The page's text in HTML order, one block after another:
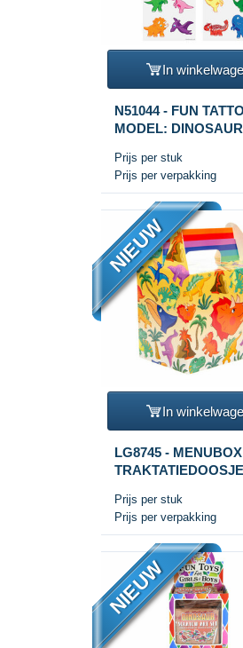
In
N51044 - FUN
MODEL:
Prijs per stuk
Prijs per verpakking
NIEUW
In
LG8745 -
TRAKTATIEDOOSJE
Cm. (12st.)
Prijs per stuk
Prijs per verpakking
NIEUW